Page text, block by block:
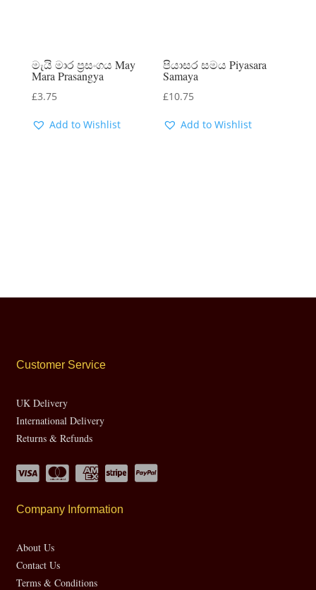
මැයි මාර ප්‍රසංගය May
Mara Prasangya
£3.75
Add to Wishlist
පියාසර සමය Piyasara
Samaya
£10.75
Add to Wishlist
Customer Service
UK Delivery
International Delivery
Returns & Refunds
Company Information
About Us
Contact Us
Terms & Conditions